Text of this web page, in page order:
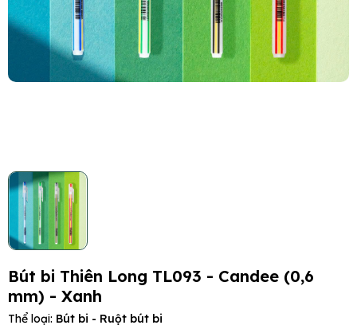
Bút bi Thiên Long TL093 - Candee (0,6
mm) - Xanh
Thể loại: Bút bi - Ruột bút bi